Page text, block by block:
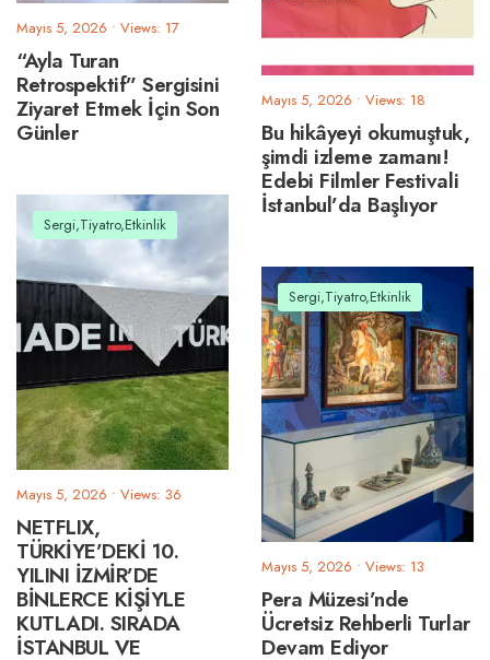
Mayıs 5, 2026 • Views: 17
“Ayla Turan
Retrospektif” Sergisini
Ziyaret Etmek İçin Son
Günler
Mayıs 5, 2026 • Views: 18
Bu hikâyeyi okumuştuk,
şimdi izleme zamanı!
Edebi Filmler Festivali
İstanbul’da Başlıyor
Sergi,Tiyatro,Etkinlik
Mayıs 5, 2026 • Views: 36
NETFLIX,
TÜRKİYE’DEKİ 10.
YILINI İZMİR’DE
BİNLERCE KİŞİYLE
KUTLADI. SIRADA
İSTANBUL VE
Sergi,Tiyatro,Etkinlik
Mayıs 5, 2026 • Views: 13
Pera Müzesi’nde
Ücretsiz Rehberli Turlar
Devam Ediyor